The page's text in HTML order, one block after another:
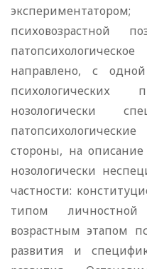
психовозрастной
направлено, с
психологических
нозологически
стороны, на описание
нозологически
частности:
типом
возрастным этапом
развития и